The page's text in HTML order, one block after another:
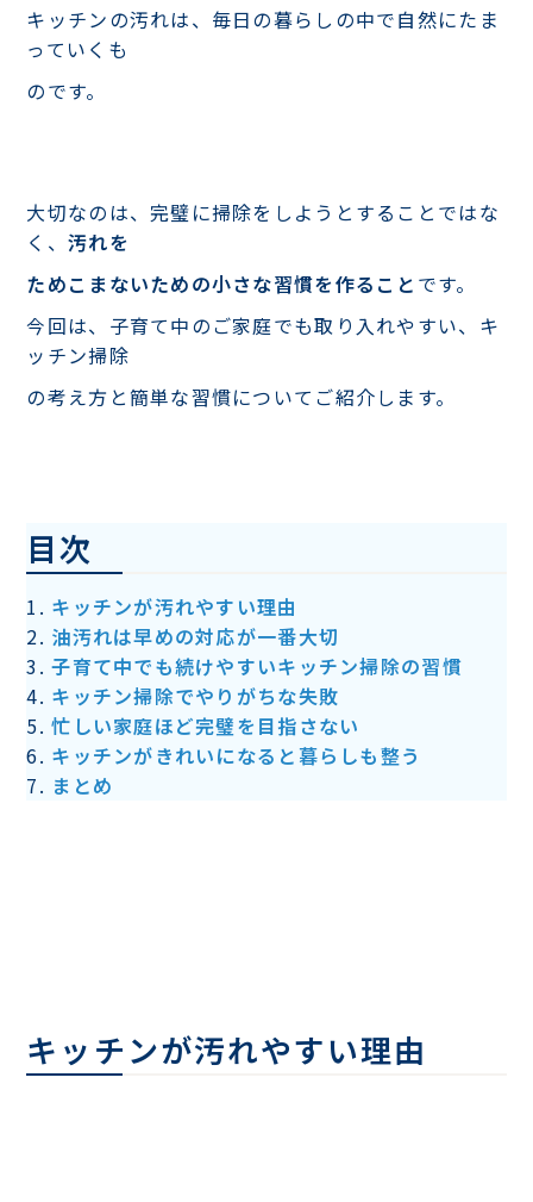
キッチンの汚れは、毎日の暮らしの中で自然にたま
っていくも
のです。
大切なのは、完璧に掃除をしようとすることではな
く、 汚れを
ためこまないための小さな習慣を作ること です。
今回は、子育て中のご家庭でも取り入れやすい、キ
ッチン掃除
の考え方と簡単な習慣についてご紹介します。
目次
キッチンが汚れやすい理由
油汚れは早めの対応が一番大切
子育て中でも続けやすいキッチン掃除の習慣
キッチン掃除でやりがちな失敗
忙しい家庭ほど完璧を目指さない
キッチンがきれいになると暮らしも整う
まとめ
キッチンが汚れやすい理由